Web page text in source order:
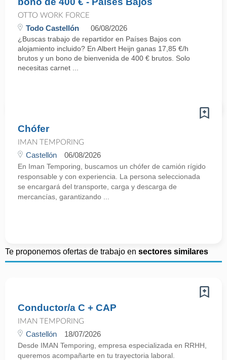
OTTO WORK FORCE
Todo Castellón 06/08/2026
¿Buscas trabajo de repartidor en Países Bajos con
alojamiento incluido? En Albert Heijn ganas 17,85 €/h
brutos y un bono de bienvenida de 400 € brutos. Solo
necesitas carnet ...
Chófer
IMAN TEMPORING
Castellón 06/08/2026
En Iman Temporing, buscamos un chófer de camión rígido
responsable y con experiencia. La persona seleccionada
se encargará del transporte, carga y descarga de
mercancías, garantizando ...
Te proponemos ofertas de trabajo en sectores similares
Conductor/a C + CAP
IMAN TEMPORING
Castellón 18/07/2026
Desde IMAN Temporing, empresa especializada en RRHH,
queremos acompañarte en tu trayectoria laboral.